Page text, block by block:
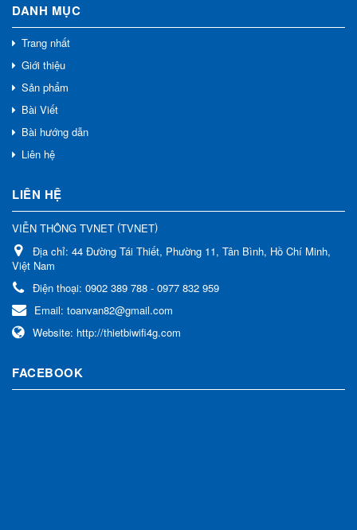
DANH MỤC
Trang nhất
Giới thiệu
Sản phẩm
Bài Viết
Bài hướng dẫn
Liên hệ
LIÊN HỆ
VIỄN THÔNG TVNET (TVNET)
Địa chỉ: 44 Đường Tái Thiết, Phường 11, Tân Bình, Hồ Chí Minh,
Việt Nam
Điện thoại: 0902 389 788 - 0977 832 959
Email: toanvan82@gmail.com
Website: http://thietbiwifi4g.com
FACEBOOK